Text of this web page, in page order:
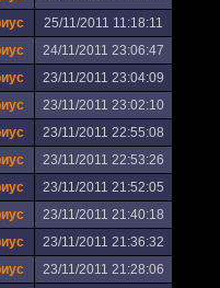
25/11/2011 11:18:11
24/11/2011 23:06:47
23/11/2011 23:04:09
23/11/2011 23:02:10
23/11/2011 22:55:08
23/11/2011 22:53:26
23/11/2011 21:52:05
23/11/2011 21:40:18
23/11/2011 21:36:32
23/11/2011 21:28:06